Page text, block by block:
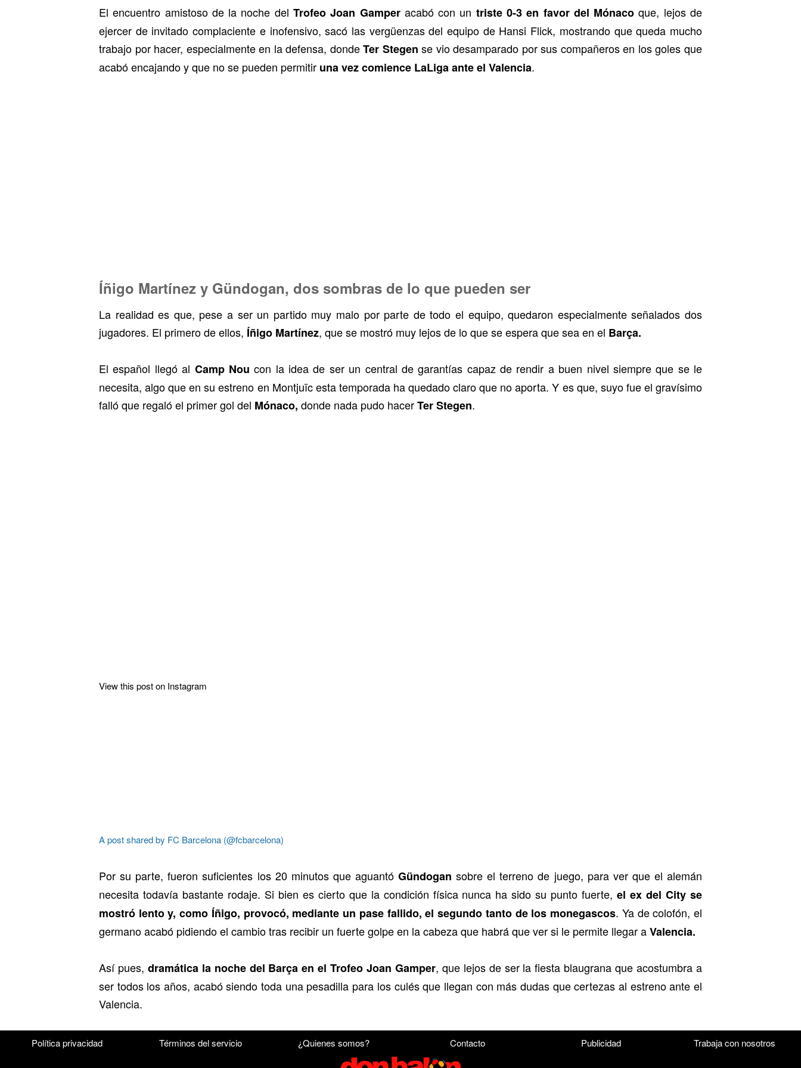
El encuentro amistoso de la noche del Trofeo Joan Gamperacabó con un triste 0-3 en favor del Mónaco que, lejos de
ejercer de invitado complaciente e inofensivo, sacó las vergüenzas del equipo de Hansi Flick, mostrando que queda mucho
trabajo por hacer, especialmente en la defensa, dondeTer Stegen se vio desamparado por sus compañeros en los goles que
acabó encajando y que no se pueden permitir una vez comience LaLiga ante el Valencia.
Íñigo Martínez y Gündogan, dos sombras de lo que pueden ser
La realidad es que, pese a ser un partido muy malo por parte de todo el equipo, quedaron especialmente señalados dos
jugadores. El primero de ellos, Íñigo Martínez, que se mostró muy lejos de lo que se espera que sea en el Barça.
El español llegó al Camp Nou con la idea de ser un central de garantías capaz de rendir a buen nivel siempre que se le
necesita, algo que en su estreno en Montjuïc esta temporada ha quedado claro que no aporta. Y es que, suyo fue el gravísimo
falló que regaló el primer gol del Mónaco, donde nada pudo hacerTer Stegen.
View this post on Instagram
A post shared by FC Barcelona (@fcbarcelona)
Por su parte, fueron suficientes los 20 minutos que aguantó Gündogan sobre el terreno de juego, para ver que el alemán
necesita todavía bastante rodaje. Si bien es cierto que la condición física nunca ha sido su punto fuerte, el ex del City se
mostró lento y, como Íñigo, provocó, mediante un pase fallido, el segundo tanto de los monegascos. Ya de colofón, el
germano acabó pidiendo el cambio tras recibir un fuerte golpe en la cabeza que habrá que ver si le permite llegar aValencia.
Así pues, dramática la noche del Barça en el Trofeo Joan Gamper, que lejos de ser la fiesta blaugrana que acostumbra a
ser todos los años, acabó siendo toda una pesadilla para los culés que llegan con más dudas que certezas al estreno ante el
Valencia.
Política privacidad Términos del servicio ¿Quienes somos? Contacto Publicidad Trabaja con nosotros